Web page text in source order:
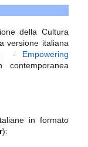
della Cultura
versione italiana
- Empowering
in formato
):